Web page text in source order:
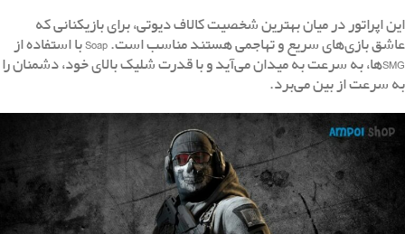
این اپراتور در میان بهترین شخصیت‌ کالاف دیوتی، برای بازیکنانی که
عاشق بازی‌های سریع و تهاجمی هستند مناسب است. Soap با استفاده از
SMGها، به سرعت به میدان می‌آید و با قدرت شلیک بالای خود، دشمنان را
به سرعت از بین می‌برد.